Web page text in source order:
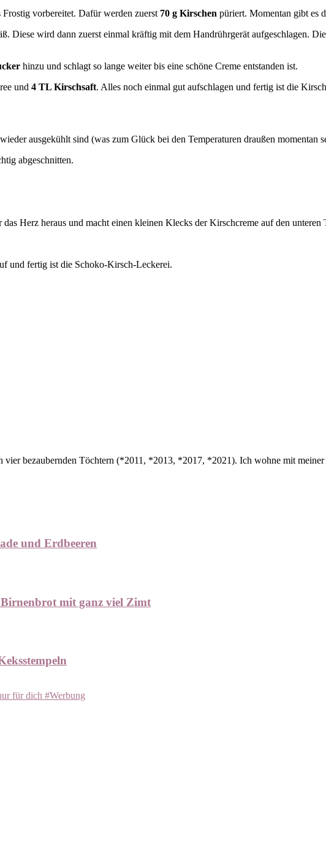
vorbereitet. Dafür werden zuerst 70 g Kirschen püriert. Momentan gibt es
Diese wird dann zuerst einmal kräftig mit dem Handrührgerät aufgeschlagen.
hinzu und schlagt so lange weiter bis eine schöne Creme entstanden ist.
und 4 TL Kirschsaft. Alles noch einmal gut aufschlagen und fertig ist die
ausgekühlt sind (was zum Glück bei den Temperaturen draußen
abgeschnitten.
Herz heraus und macht einen kleinen Klecks der Kirschcreme auf den unteren
und fertig ist die Schoko-Kirsch-Leckerei.
vier bezaubernden Töchtern (*2011, *2013, *2017, *2021). Ich wohne mit
und Erdbeeren
Birnenbrot mit ganz viel Zimt
für dich #Werbung